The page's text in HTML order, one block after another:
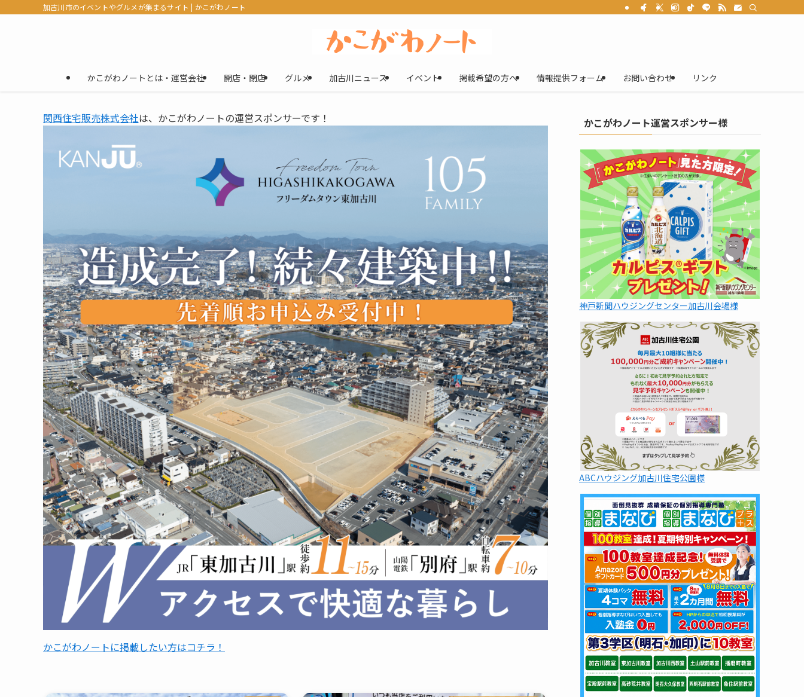
加古川市のイベントやグルメが集まるサイト | かこがわノート
かこがわノートとは・運営会社 開店・閉店 グルメ 加古川ニュース イベント 掲載希望の方へ 情報提供フォーム お問い合わせ リンク
関西住宅販売株式会社は、かこがわノートの運営スポンサーです！
かこがわノートに掲載したい方はコチラ！
かこがわノート運営スポンサー様
神戸新聞ハウジングセンター加古川会場様
ABCハウジング加古川住宅公園様